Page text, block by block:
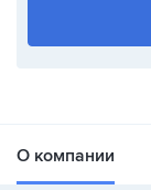
О компании